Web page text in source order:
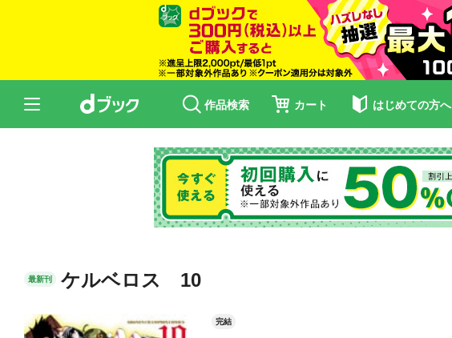
作品検索 カート はじめての方へ
最新刊 ケルベロス 10
完結